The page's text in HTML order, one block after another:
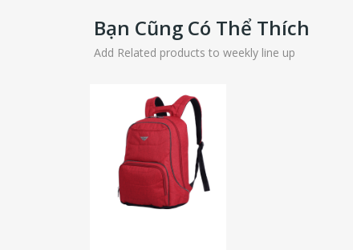
Bạn Cũng Có Thể Thích
Add Related products to weekly line up